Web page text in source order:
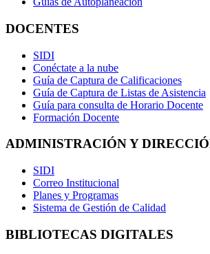
DOCENTES
SIDI
Conéctate a la nube
Guía de Captura de Calificaciones
Guía de Captura de Listas de Asistencia
Guía para consulta de Horario Docente
Formación Docente
ADMINISTRACIÓN Y
SIDI
Correo Institucional
Planes y Programas
Sistema de Gestión de Calidad
BIBLIOTECAS DIGITALES